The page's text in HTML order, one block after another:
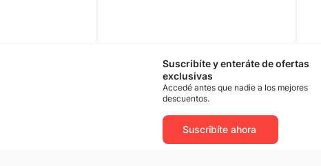
Suscribíte y enteráte de ofertas
exclusivas
Accedé antes que nadie a los mejores
descuentos.
Suscribíte ahora